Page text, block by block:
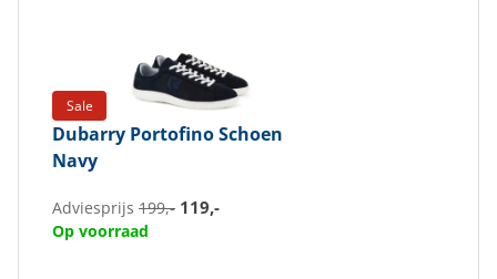
Sale
Dubarry Portofino Schoen
Navy
Adviesprijs 199,- 119,-
Op voorraad